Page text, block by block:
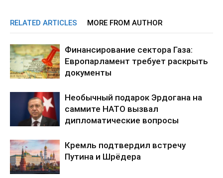
RELATED ARTICLES MORE FROM AUTHOR
Финансирование сектора Газа:
Европарламент требует раскрыть
документы
Необычный подарок Эрдогана на
саммите НАТО вызвал
дипломатические вопросы
Кремль подтвердил встречу
Путина и Шрёдера